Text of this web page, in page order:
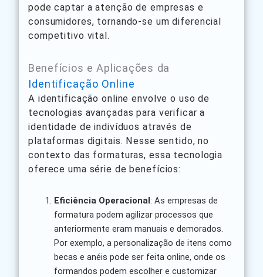
pode captar a atenção de empresas e
consumidores, tornando-se um diferencial
competitivo vital.
Benefícios e Aplicações da
Identificação Online
A identificação online envolve o uso de
tecnologias avançadas para verificar a
identidade de indivíduos através de
plataformas digitais. Nesse sentido, no
contexto das formaturas, essa tecnologia
oferece uma série de benefícios:
Eficiência Operacional: As empresas de
formatura podem agilizar processos que
anteriormente eram manuais e demorados.
Por exemplo, a personalização de itens como
becas e anéis pode ser feita online, onde os
formandos podem escolher e customizar